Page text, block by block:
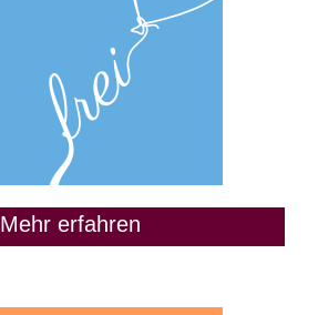
Mehr erfahren